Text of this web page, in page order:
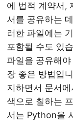
에 법적 계약서,
서를 공유하는
러한 파일에는
포함될 수도 있
파일을 공유해
장 좋은 방법입
지하면서 문서
색으로 칠하는
서는 Python을